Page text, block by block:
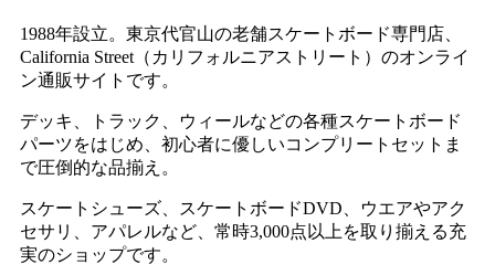
1988年設立。東京代官山の老舗スケートボード専門店、
California Street（カリフォルニアストリート）のオンライ
ン通販サイトです。
デッキ、トラック、ウィールなどの各種スケートボード
パーツをはじめ、初心者に優しいコンプリートセットま
で圧倒的な品揃え。
スケートシューズ、スケートボードDVD、ウエアやアク
セサリ、アパレルなど、常時3,000点以上を取り揃える充
実のショップです。